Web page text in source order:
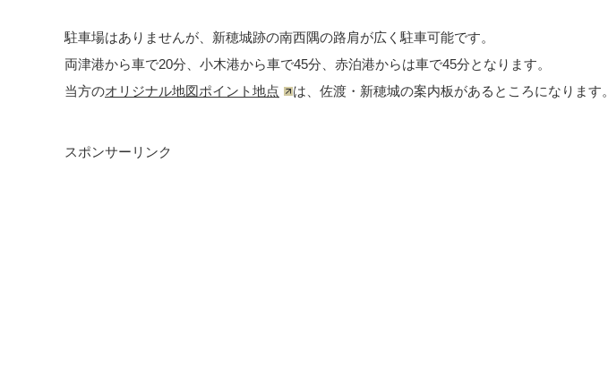
駐車場はありませんが、新穂城跡の南西隅の路肩が広く駐車可能です。
両津港から車で20分、小木港から車で45分、赤泊港からは車で45分となります。
当方のオリジナル地図ポイント地点 は、佐渡・新穂城の案内板があるところになります。
スポンサーリンク